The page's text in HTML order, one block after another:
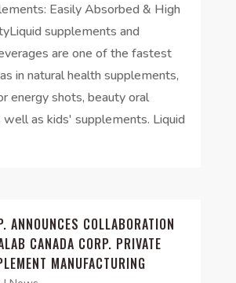
Easily Absorbed & High
supplements and
are one of the fastest
in natural health supplements,
energy shots, beauty oral
well as kids' supplements. Liquid
ANNOUNCES COLLABORATION
CANADA CORP. PRIVATE
MANUFACTURING